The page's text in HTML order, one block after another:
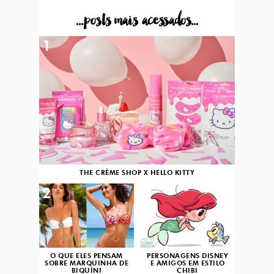
...posts mais acessados...
THE CRÈME SHOP X HELLO KITTY
1
O QUE ELES PENSAM
SOBRE MARQUINHA DE
BIQUÍNI
2
PERSONAGENS DISNEY
E AMIGOS EM ESTILO
CHIBI
3